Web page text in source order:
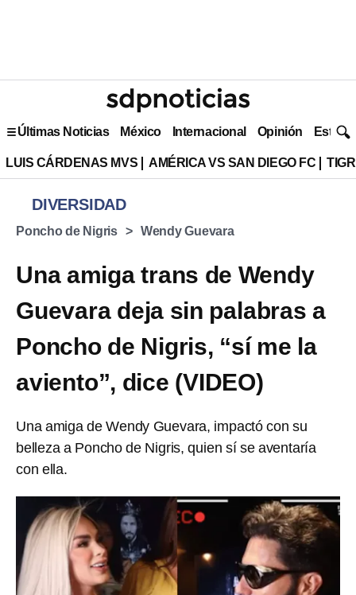
Últimas Noticias México Internacional Opinión Estilo
LUIS CÁRDENAS MVS AMÉRICA VS SAN DIEGO FC
DIVERSIDAD
Poncho de Nigris Wendy Guevara
Una amiga trans de Wendy
Guevara deja sin palabras a
Poncho de Nigris, “sí me la
aviento”, dice (VIDEO)
Una amiga de Wendy Guevara, impactó con su
belleza a Poncho de Nigris, quien sí se aventaría
con ella.